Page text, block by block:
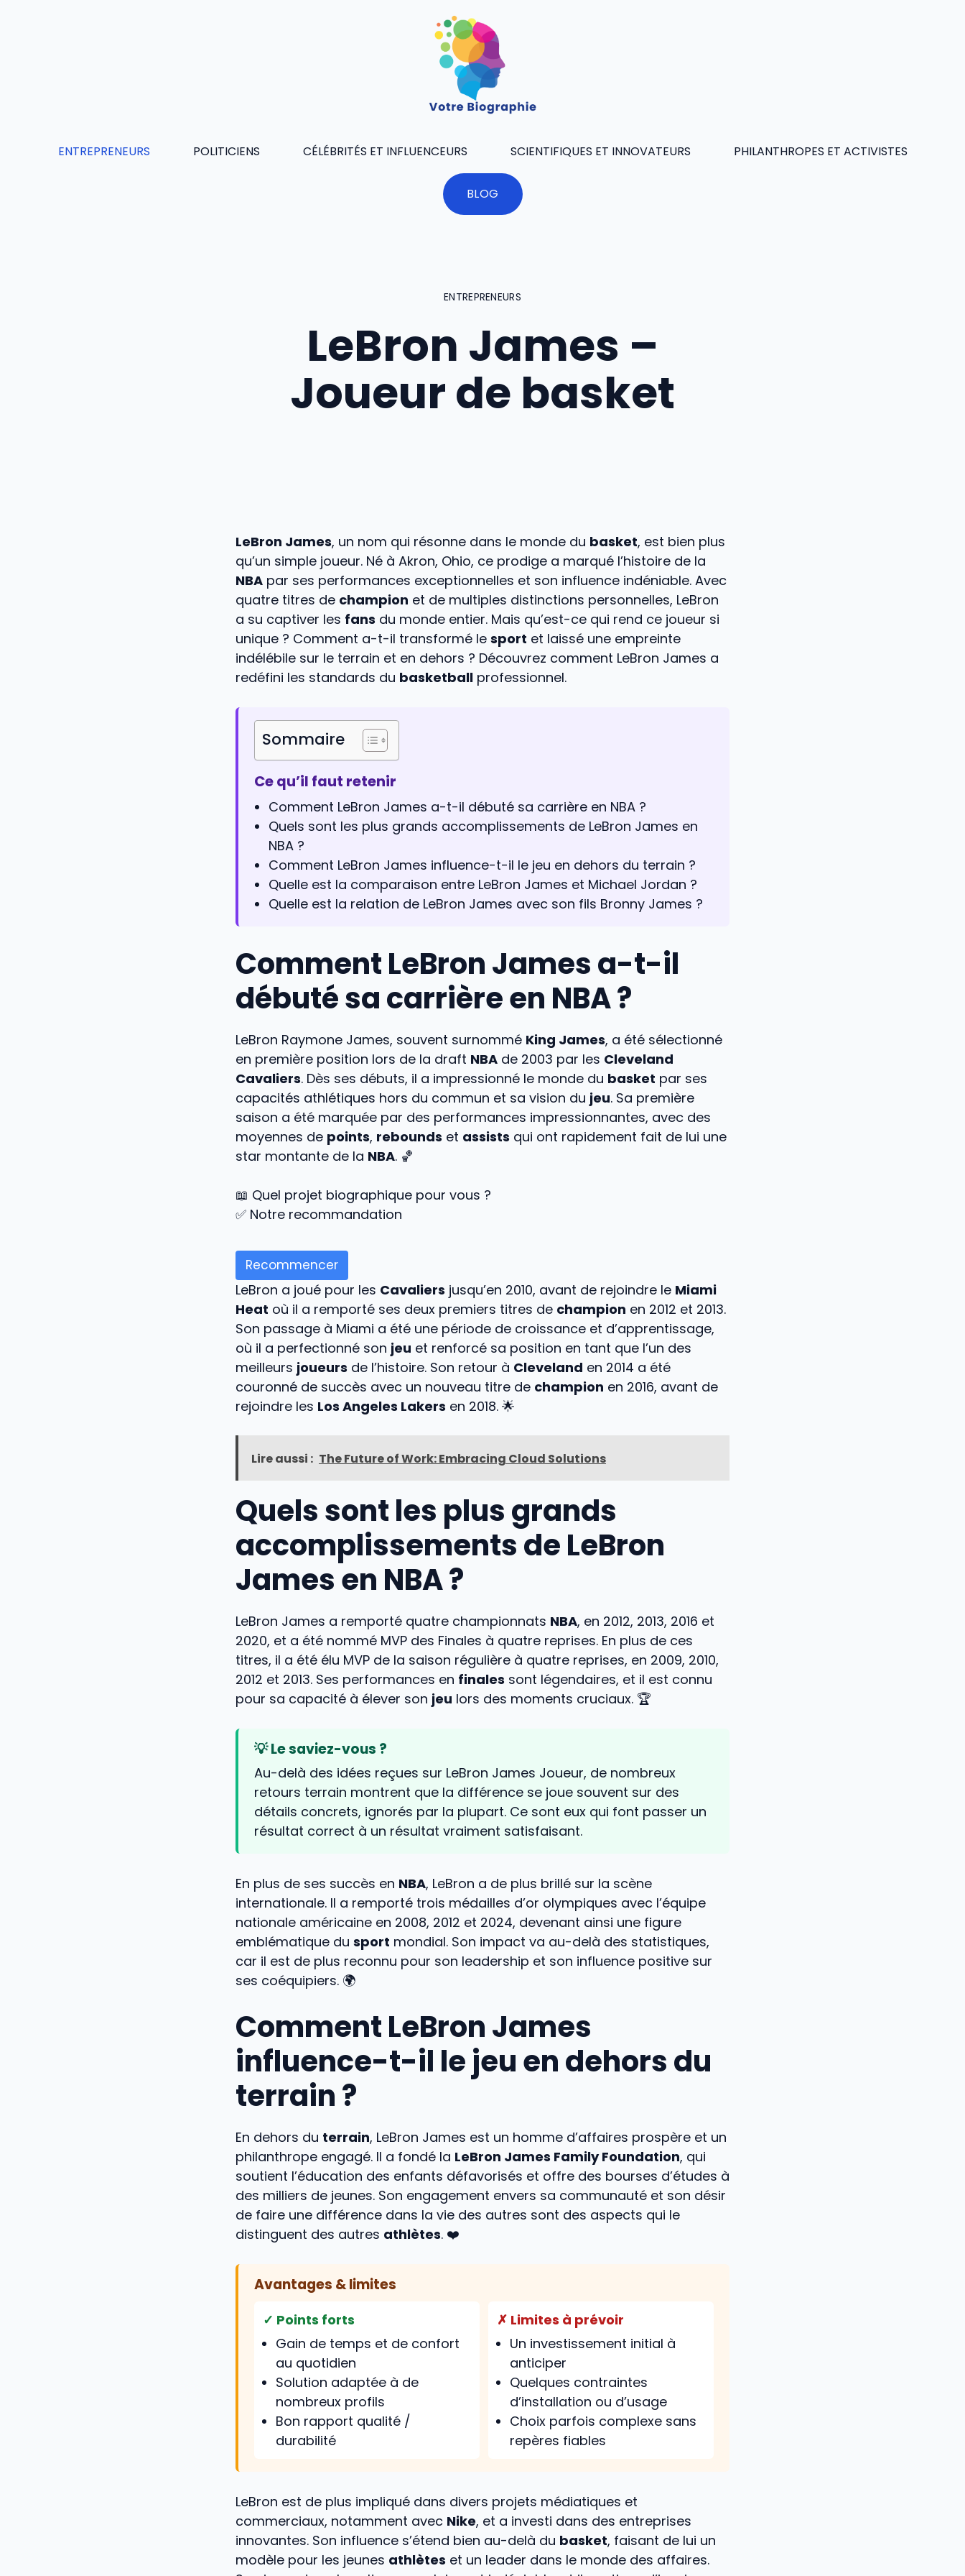
ENTREPRENEURS POLITICIENS CÉLÉBRITÉS ET INFLUENCEURS SCIENTIFIQUES ET INNOVATEURS PHILANTHROPES ET ACTIVISTES
BLOG
ENTREPRENEURS
LeBron James –
Joueur de basket
LeBron James, un nom qui résonne dans le monde du basket, est bien plus
qu’un simple joueur. Né à Akron, Ohio, ce prodige a marqué l’histoire de la
NBA par ses performances exceptionnelles et son influence indéniable. Avec
quatre titres de champion et de multiples distinctions personnelles, LeBron
a su captiver les fans du monde entier. Mais qu’est-ce qui rend ce joueur si
unique ? Comment a-t-il transformé le sport et laissé une empreinte
indélébile sur le terrain et en dehors ? Découvrez comment LeBron James a
redéfini les standards du basketball professionnel.
Sommaire
Ce qu’il faut retenir
Comment LeBron James a-t-il débuté sa carrière en NBA ?
Quels sont les plus grands accomplissements de LeBron James en
NBA ?
Comment LeBron James influence-t-il le jeu en dehors du terrain ?
Quelle est la comparaison entre LeBron James et Michael Jordan ?
Quelle est la relation de LeBron James avec son fils Bronny James ?
Comment LeBron James a-t-il
débuté sa carrière en NBA ?
LeBron Raymone James, souvent surnommé King James, a été sélectionné
en première position lors de la draft NBA de 2003 par les Cleveland
Cavaliers. Dès ses débuts, il a impressionné le monde du basket par ses
capacités athlétiques hors du commun et sa vision du jeu. Sa première
saison a été marquée par des performances impressionnantes, avec des
moyennes de points, rebounds et assists qui ont rapidement fait de lui une
star montante de la NBA. 🏀
📖 Quel projet biographique pour vous ?
✅ Notre recommandation
Recommencer
LeBron a joué pour les Cavaliers jusqu’en 2010, avant de rejoindre le Miami
Heat où il a remporté ses deux premiers titres de champion en 2012 et 2013.
Son passage à Miami a été une période de croissance et d’apprentissage,
où il a perfectionné son jeu et renforcé sa position en tant que l’un des
meilleurs joueurs de l’histoire. Son retour à Cleveland en 2014 a été
couronné de succès avec un nouveau titre de champion en 2016, avant de
rejoindre les Los Angeles Lakers en 2018. 🌟
Lire aussi : The Future of Work: Embracing Cloud Solutions
Quels sont les plus grands
accomplissements de LeBron
James en NBA ?
LeBron James a remporté quatre championnats NBA, en 2012, 2013, 2016 et
2020, et a été nommé MVP des Finales à quatre reprises. En plus de ces
titres, il a été élu MVP de la saison régulière à quatre reprises, en 2009, 2010,
2012 et 2013. Ses performances en finales sont légendaires, et il est connu
pour sa capacité à élever son jeu lors des moments cruciaux. 🏆
💡 Le saviez-vous ?
Au-delà des idées reçues sur LeBron James Joueur, de nombreux
retours terrain montrent que la différence se joue souvent sur des
détails concrets, ignorés par la plupart. Ce sont eux qui font passer un
résultat correct à un résultat vraiment satisfaisant.
En plus de ses succès en NBA, LeBron a de plus brillé sur la scène
internationale. Il a remporté trois médailles d’or olympiques avec l’équipe
nationale américaine en 2008, 2012 et 2024, devenant ainsi une figure
emblématique du sport mondial. Son impact va au-delà des statistiques,
car il est de plus reconnu pour son leadership et son influence positive sur
ses coéquipiers. 🌍
Comment LeBron James
influence-t-il le jeu en dehors du
terrain ?
En dehors du terrain, LeBron James est un homme d’affaires prospère et un
philanthrope engagé. Il a fondé la LeBron James Family Foundation, qui
soutient l’éducation des enfants défavorisés et offre des bourses d’études à
des milliers de jeunes. Son engagement envers sa communauté et son désir
de faire une différence dans la vie des autres sont des aspects qui le
distinguent des autres athlètes. ❤️
Avantages & limites
✓ Points forts
Gain de temps et de confort
au quotidien
Solution adaptée à de
nombreux profils
Bon rapport qualité /
durabilité
✗ Limites à prévoir
Un investissement initial à
anticiper
Quelques contraintes
d’installation ou d’usage
Choix parfois complexe sans
repères fiables
LeBron est de plus impliqué dans divers projets médiatiques et
commerciaux, notamment avec Nike, et a investi dans des entreprises
innovantes. Son influence s’étend bien au-delà du basket, faisant de lui un
modèle pour les jeunes athlètes et un leader dans le monde des affaires.